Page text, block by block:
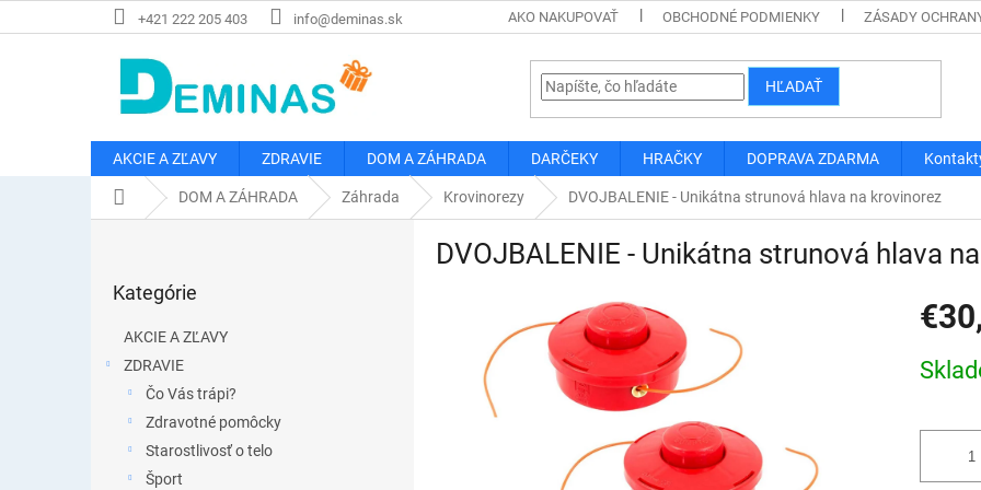
na
+421 222 205 403 info@deminas.sk AKO NAKUPOVAŤ OBCHODNÉ PODMIENKY ZÁSADY
HĽADAŤ
AKCIE A ZĽAVY ZDRAVIE DOM A ZÁHRADA DARČEKY HRAČKY DOPRAVA ZDARMA
DomovDOM A ZÁHRADA Záhrada Krovinorezy DVOJBALENIE - Unikátna strunová hlava na krovinorez
kategórie
Kategórie
AKCIE A ZĽAVY
ZDRAVIE
Čo Vás trápi?
Zdravotné pomôcky
Starostlivosť o telo
Šport
DVOJBALENIE - Unikátna strunová hlava
cena: